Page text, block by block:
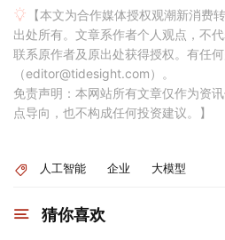
【本文为合作媒体授权观潮新消费
出处所有。文章系作者个人观点，不
联系原作者及原出处获得授权。有任
（editor@tidesight.com）。
免责声明：本网站所有文章仅作为资
点导向，也不构成任何投资建议。】
人工智能 企业 大模型
猜你喜欢